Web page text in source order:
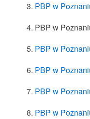
PBP w
PBP w
PBP w
PBP w
PBP w
PBP w